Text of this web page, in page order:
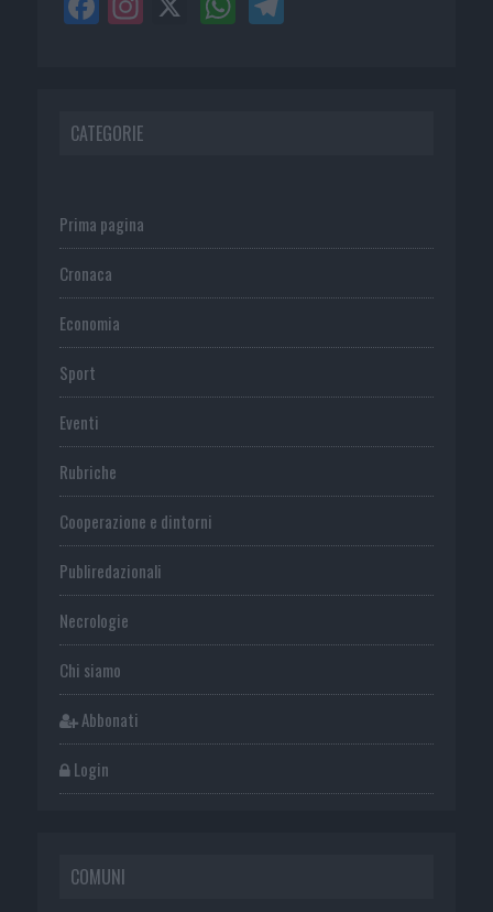
CATEGORIE
Prima pagina
Cronaca
Economia
Sport
Eventi
Rubriche
Cooperazione e dintorni
Publiredazionali
Necrologie
Chi siamo
Abbonati
Login
COMUNI